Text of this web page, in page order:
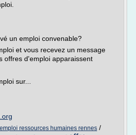
un emploi convenable?
et vous recevez un message
offres d'emploi apparaissent
sur...
ressources humaines rennes /